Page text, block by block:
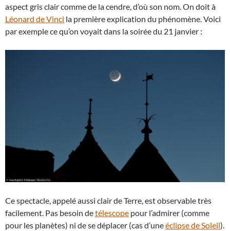
aspect gris clair comme de la cendre, d’où son nom. On doit à
Léonard de Vinci la première explication du phénomène. Voici
par exemple ce qu’on voyait dans la soirée du 21 janvier :
Ce spectacle, appelé aussi clair de Terre, est observable très
facilement. Pas besoin detélescope pour l’admirer (comme
pour les planètes) ni de se déplacer (cas d’uneéclipse de Soleil).